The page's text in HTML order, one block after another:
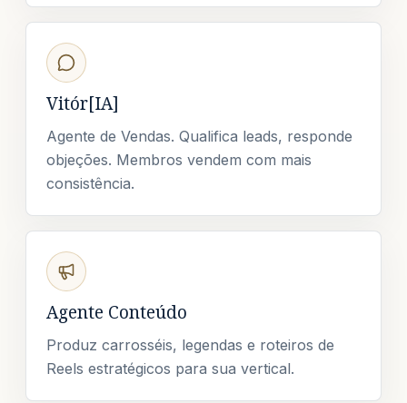
Vitór[IA]
Agente de Vendas. Qualifica leads, responde
objeções. Membros vendem com mais
consistência.
Agente Conteúdo
Produz carrosséis, legendas e roteiros de
Reels estratégicos para sua vertical.